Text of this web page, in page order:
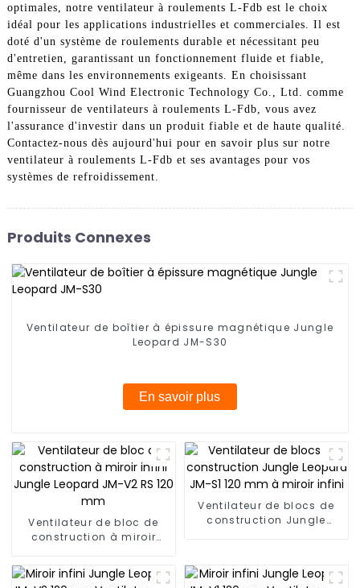
optimales, notre ventilateur à roulements L-Fdb est le choix
idéal pour les applications industrielles et commerciales. Il est
doté d'un système de roulements durable et nécessitant peu
d'entretien, garantissant un fonctionnement fluide et fiable,
même dans les environnements exigeants. En choisissant
Guangzhou Cool Wind Electronic Technology Co., Ltd. comme
fournisseur de ventilateurs à roulements L-Fdb, vous avez
l'assurance d'investir dans un produit fiable et de haute qualité.
Contactez-nous dès aujourd'hui pour en savoir plus sur notre
ventilateur à roulements L-Fdb et ses avantages pour vos
systèmes de refroidissement.
Produits Connexes
Ventilateur de boîtier à épissure magnétique Jungle
Leopard JM-S30
En savoir plus
Ventilateur de bloc de
construction à miroir
V2 RS 120 mm
Ventilateur de blocs de
construction Jungle